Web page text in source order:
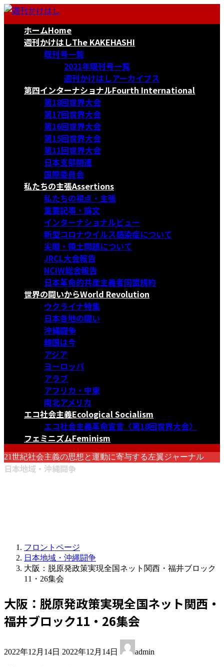
コ
ナ
ホームHome
週刊かけはしThe KAKEHASHI
既刊号一覧
2021年既刊号一覧
週刊かけはしアーカイブス
第四インターナショナルFourth International
第18回世界大会
第17回世界大会
第16回世界大会
第15回世界大会
第11回世界大会
日本支部関連
国際委員会
私たちの主張Assertions
私たちの視点・主張
重要記事・論文
インターナショナルビュー
新型コロナウイルス感染症について
尖閣・領土問題について
JRCL大会報告
NCIW総会報告
日本革命的共産主義者同盟規約
世界の闘いからWorld Revolution
ウクライナ特集
日本各地の闘い
沖縄闘争
韓国は今
アジア
ヨーロッパ
アラブ
アフリカ・中東
南北アメリカ
エコ社会主義Ecological Socialism
エコ社会主義革命宣言〈第18回世界大会〉
フェミニズムFeminism
21世紀社会主義の思想と運動に寄与する左翼ジャーナル
日本地域・沖縄闘争
フロントページ
日本地域・沖縄闘争
大阪：脱原発政策実現全国ネット関西・福井ブロック
11・26集会
大阪：脱原発政策実現全国ネット関西・
福井ブロック11・26集会
2022年12月14日 終
2022年12月14日 admin